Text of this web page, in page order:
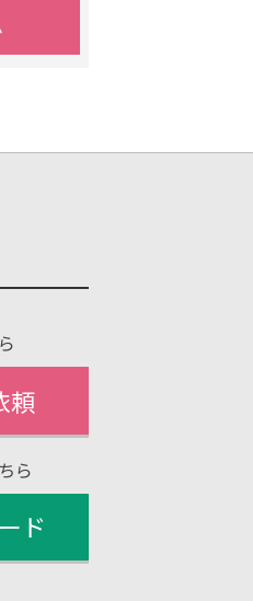
頼
ら
ド